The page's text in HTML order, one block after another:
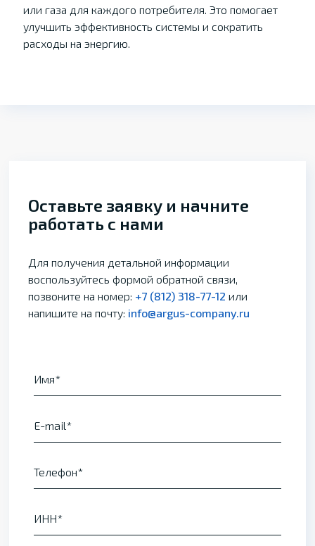
или газа для каждого потребителя. Это помогает
улучшить эффективность системы и сократить
расходы на энергию.
Оставьте заявку и начните
работать с нами
Для получения детальной информации
воспользуйтесь формой обратной связи,
позвоните на номер: +7 (812) 318-77-12 или
напишите на почту: info@argus-company.ru
Имя
E-mail
Телефон
ИНН